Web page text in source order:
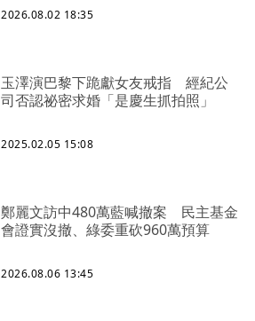
2026.08.02 18:35
玉澤演巴黎下跪獻女友戒指 經紀公
司否認祕密求婚「是慶生抓拍照」
2025.02.05 15:08
鄭麗文訪中480萬藍喊撤案 民主基金
會證實沒撤、綠委重砍960萬預算
2026.08.06 13:45